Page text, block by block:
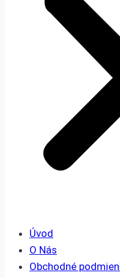
Úvod
O Nás
Obchodné